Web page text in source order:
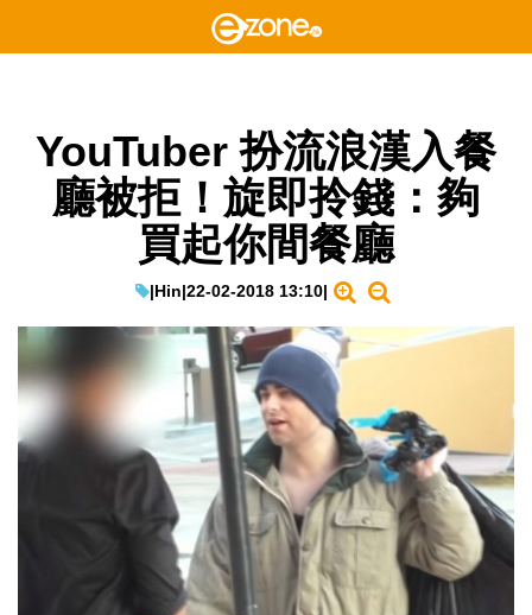
YouTuber 扮流浪漢入餐
廳被拒！旋即拎錢：夠
買起你間餐廳
|Hin|22-02-2018 13:10|